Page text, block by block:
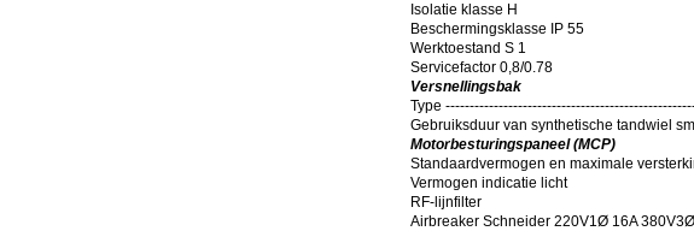
Isolatie klasse H
Beschermingsklasse IP 55
Werktoestand S 1
Servicefactor 0,8/0.78
Versnellingsbak
Type
Gebruiksduur van synthetische tandwiel
Motorbesturingspaneel (MCP)
Standaardvermogen en maximale
Vermogen indicatie licht
RF-lijnfilter
Airbreaker Schneider 220V1Ø 16A